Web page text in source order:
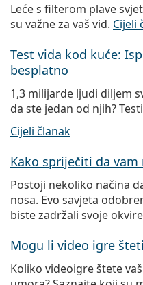
Leće s filterom plave
su važne za vaš vid. Cijeli
Test vida kod kuće:
besplatno
1,3 milijarde ljudi diljem
da ste jedan od njih?
Cijeli članak
Kako spriječiti da vam
Postoji nekoliko načina
nosa. Evo savjeta
biste zadržali svoje
Mogu li video igre
Koliko videoigre štete